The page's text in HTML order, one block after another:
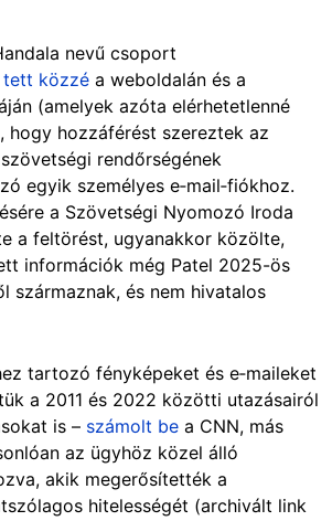
nevű csoport
tett közzé a weboldalán és a
(amelyek azóta elérhetetlenné
hogy hozzáférést szereztek az
rendőrségének
egyik személyes e‑mail‑fiókhoz.
a Szövetségi Nyomozó Iroda
a feltörést, ugyanakkor közölte,
információk még Patel 2025-ös
származnak, és nem hivatalos
tartozó fényképeket és e‑maileket
a 2011 és 2022 közötti utazásairól
is – számolt be a CNN, más
az ügyhöz közel álló
akik megerősítették a
hitelességét (archivált link